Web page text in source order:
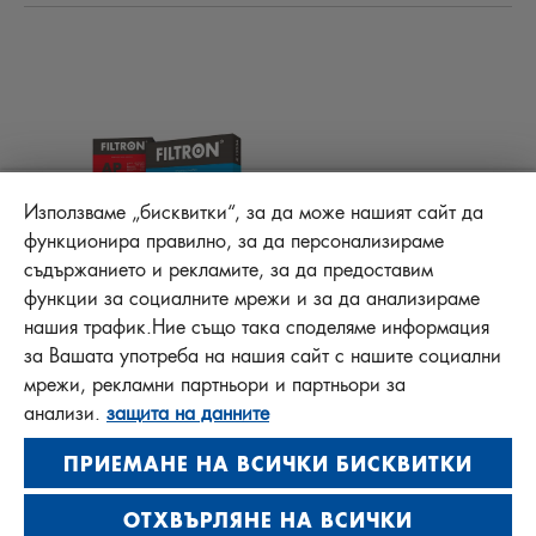
ФАЙЛОВЕ ЗА ИЗТЕГЛЯНЕ
FAQ
MANN+HUMMEL FT Poland
Sp. z o. o. Sp. k.
ul. Wrocławska 145, 63-800 GOSTYŃ, POLAND
Privacy Statement
Imprint
Използваме „бисквитки“, за да може нашият сайт да
функционира правилно, за да персонализираме
съдържанието и рекламите, за да предоставим
функции за социалните мрежи и за да анализираме
нашия трафик.Ние също така споделяме информация
за Вашата употреба на нашия сайт с нашите социални
мрежи, рекламни партньори и партньори за
анализи. защита на данните
ПРИЕМАНЕ НА ВСИЧКИ БИСКВИТКИ
ОТХВЪРЛЯНЕ НА ВСИЧКИ